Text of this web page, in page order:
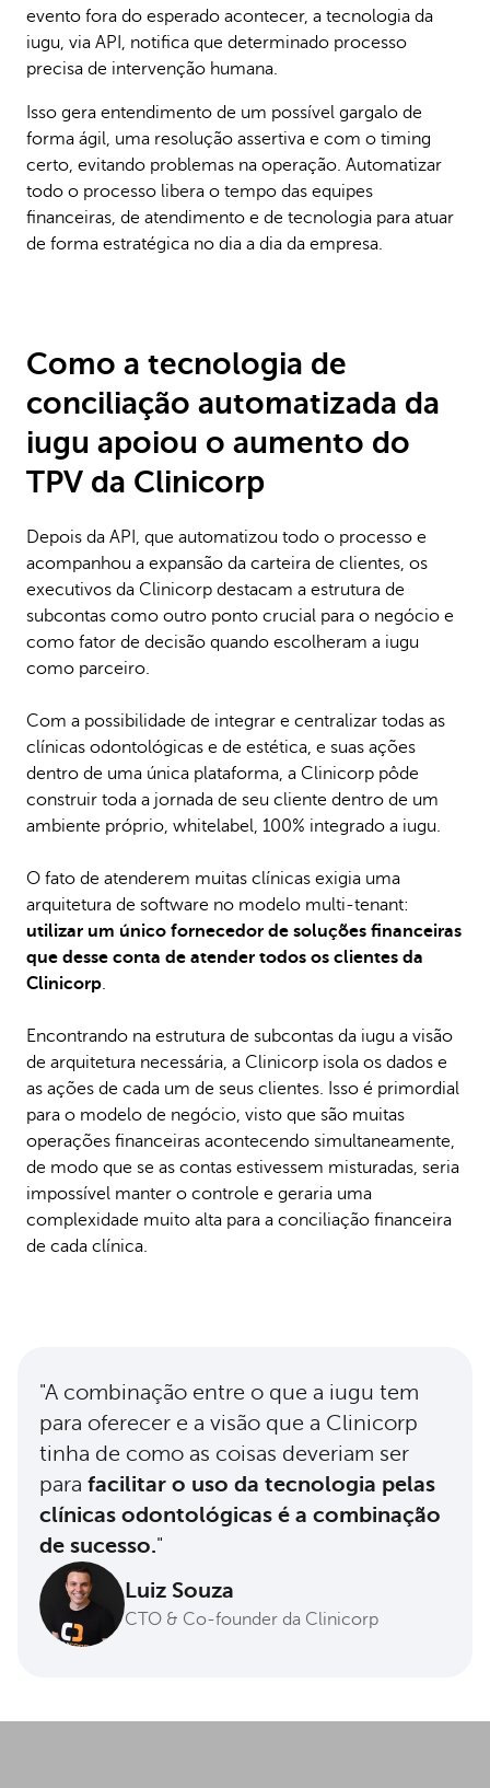
evento fora do esperado acontecer, a tecnologia da
iugu, via API, notifica que determinado processo
precisa de intervenção humana.
Isso gera entendimento de um possível gargalo de
forma ágil, uma resolução assertiva e com o timing
certo, evitando problemas na operação. Automatizar
todo o processo libera o tempo das equipes
financeiras, de atendimento e de tecnologia para atuar
de forma estratégica no dia a dia da empresa.
Como a tecnologia de
conciliação automatizada da
iugu apoiou o aumento do
TPV da Clinicorp
Depois da API, que automatizou todo o processo e
acompanhou a expansão da carteira de clientes, os
executivos da Clinicorp destacam a estrutura de
subcontas como outro ponto crucial para o negócio e
como fator de decisão quando escolheram a iugu
como parceiro.
Com a possibilidade de integrar e centralizar todas as
clínicas odontológicas e de estética, e suas ações
dentro de uma única plataforma, a Clinicorp pôde
construir toda a jornada de seu cliente dentro de um
ambiente próprio, whitelabel, 100% integrado a iugu.
O fato de atenderem muitas clínicas exigia uma
arquitetura de software no modelo multi-tenant:
utilizar um único fornecedor de soluções financeiras
que desse conta de atender todos os clientes da
Clinicorp.
Encontrando na estrutura de subcontas da iugu a visão
de arquitetura necessária, a Clinicorp isola os dados e
as ações de cada um de seus clientes. Isso é primordial
para o modelo de negócio, visto que são muitas
operações financeiras acontecendo simultaneamente,
de modo que se as contas estivessem misturadas, seria
impossível manter o controle e geraria uma
complexidade muito alta para a conciliação financeira
de cada clínica.
"A combinação entre o que a iugu tem
para oferecer e a visão que a Clinicorp
tinha de como as coisas deveriam ser
para facilitar o uso da tecnologia pelas
clínicas odontológicas é a combinação
de sucesso."
Luiz Souza
CTO & Co-founder da Clinicorp